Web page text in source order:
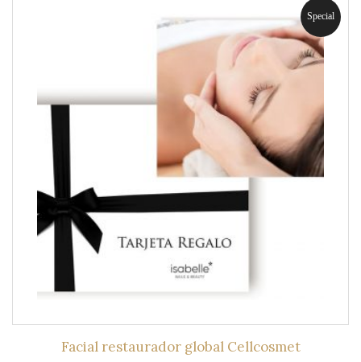
Special
Facial restaurador global Cellcosmet